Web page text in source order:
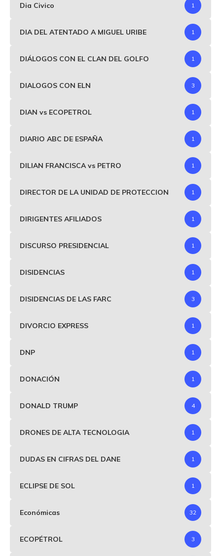
Dia Civico 1
DIA DEL ATENTADO A MIGUEL URIBE 1
DIÁLOGOS CON EL CLAN DEL GOLFO 1
DIALOGOS CON ELN 3
DIAN vs ECOPETROL 1
DIARIO ABC DE ESPAÑA 1
DILIAN FRANCISCA vs PETRO 1
DIRECTOR DE LA UNIDAD DE PROTECCION 1
DIRIGENTES AFILIADOS 1
DISCURSO PRESIDENCIAL 1
DISIDENCIAS 1
DISIDENCIAS DE LAS FARC 3
DIVORCIO EXPRESS 1
DNP 1
DONACIÓN 1
DONALD TRUMP 4
DRONES DE ALTA TECNOLOGIA 1
DUDAS EN CIFRAS DEL DANE 1
ECLIPSE DE SOL 1
Económicas 32
ECOPÉTROL 3